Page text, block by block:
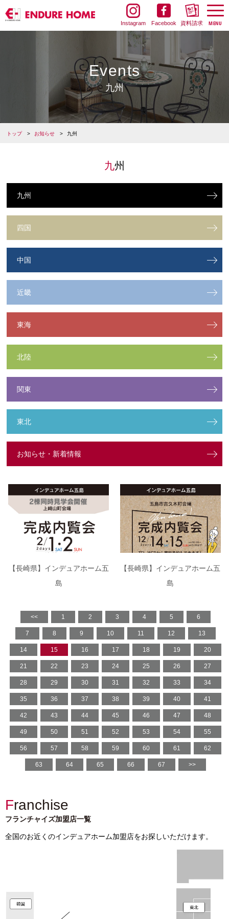
Instagram Facebook 資料請求
Events
九州
トップ お知らせ 九州
九州
九州
四国
中国
近畿
東海
北陸
関東
東北
お知らせ・新着情報
【長崎県】インデュアホーム五
島
【長崎県】インデュアホーム五
島
<< 1 2 3 4 5 6
7 8 9 10 11 12 13
14 15 16 17 18 19 20
21 22 23 24 25 26 27
28 29 30 31 32 33 34
35 36 37 38 39 40 41
42 43 44 45 46 47 48
49 50 51 52 53 54 55
56 57 58 59 60 61 62
63 64 65 66 67 >>
Franchise
フランチャイズ加盟店一覧
全国のお近くのインデュアホーム加盟店をお探しいただけます。